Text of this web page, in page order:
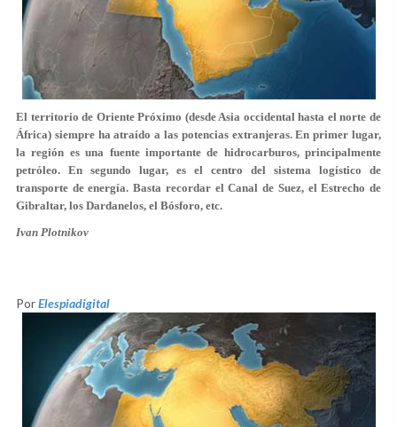
El territorio de Oriente Próximo (desde Asia occidental hasta el norte de
África) siempre ha atraído a las potencias extranjeras. En primer lugar,
la región es una fuente importante de hidrocarburos, principalmente
petróleo. En segundo lugar, es el centro del sistema logístico de
transporte de energía. Basta recordar el Canal de Suez, el Estrecho de
Gibraltar, los Dardanelos, el Bósforo, etc.
Ivan Plotnikov
PorElespiadigital